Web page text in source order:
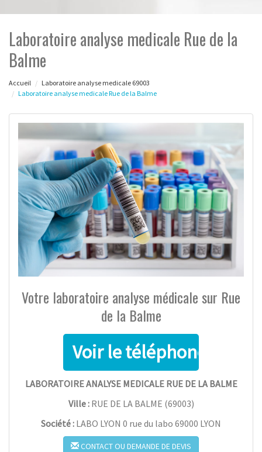
Laboratoire analyse medicale Rue de la
Balme
Accueil
Laboratoire analyse medicale 69003
Laboratoire analyse medicale Rue de la Balme
Votre laboratoire analyse médicale sur Rue
de la Balme
LABORATOIRE ANALYSE MEDICALE RUE DE LA BALME
Ville : RUE DE LA BALME (69003)
Société : LABO LYON 0 rue du labo 69000 LYON
CONTACT OU DEMANDE DE DEVIS